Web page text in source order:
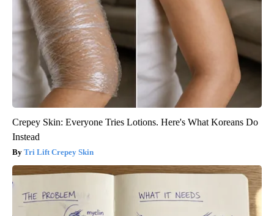
Crepey Skin: Everyone Tries Lotions. Here's What Koreans Do
Instead
Tri Lift Crepey Skin